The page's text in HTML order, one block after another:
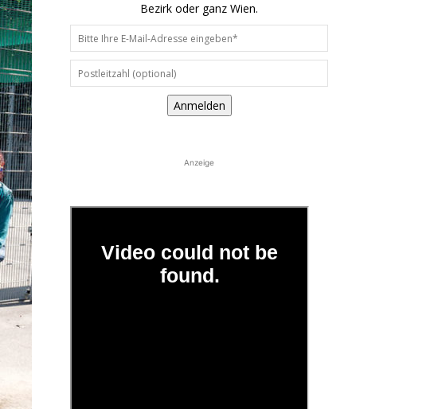
Bezirk oder ganz Wien.
Anmelden
Anzeige